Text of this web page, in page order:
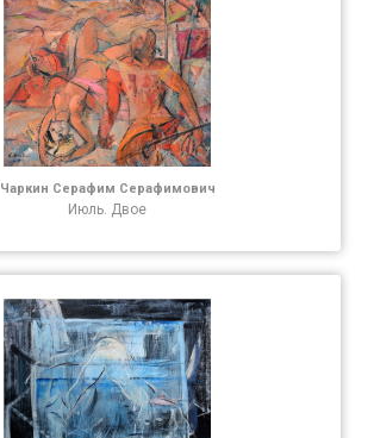
Чаркин Серафим Серафимович
Июль. Двое